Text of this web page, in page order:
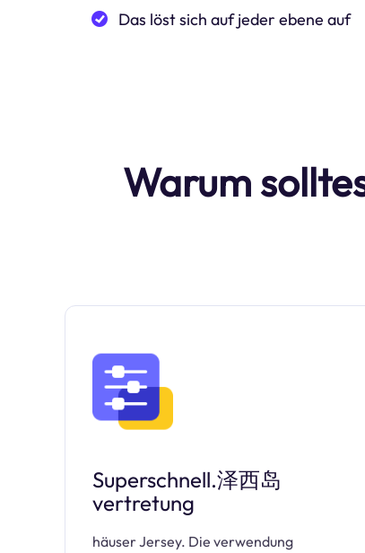
Das löst sich auf jeder ebene auf
Warum
Superschnell.泽西岛
vertretung
häuser Jersey. Die verwendung